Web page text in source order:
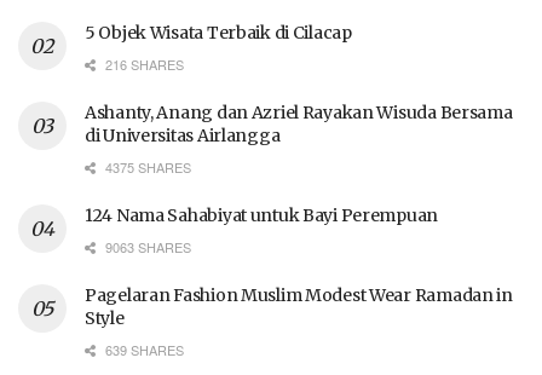
5 Objek Wisata Terbaik di Cilacap
216 SHARES
Ashanty, Anang dan Azriel Rayakan Wisuda Bersama
di Universitas Airlangga
4375 SHARES
124 Nama Sahabiyat untuk Bayi Perempuan
9063 SHARES
Pagelaran Fashion Muslim Modest Wear Ramadan in
Style
639 SHARES